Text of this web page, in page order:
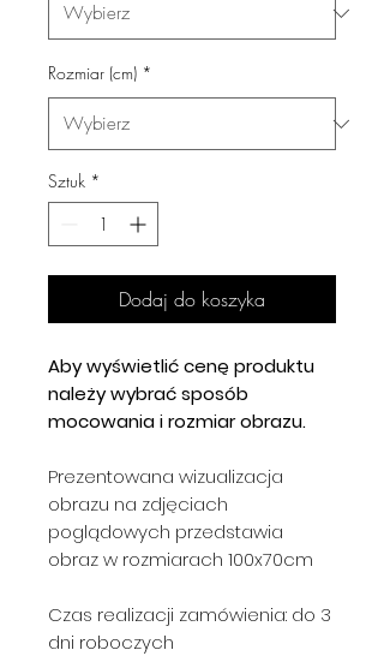
Rozmiar (cm) *
Sztuk *
Dodaj do koszyka
Aby wyświetlić cenę produktu
należy wybrać sposób
mocowania i rozmiar obrazu.
Prezentowana wizualizacja
obrazu na zdjęciach
poglądowych przedstawia
obraz w rozmiarach 100x70cm
Czas realizacji zamówienia: do 3
dni roboczych